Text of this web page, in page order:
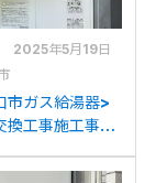
2025年5月19日
市ガス給湯器>
換工事施工事
3からリンナ